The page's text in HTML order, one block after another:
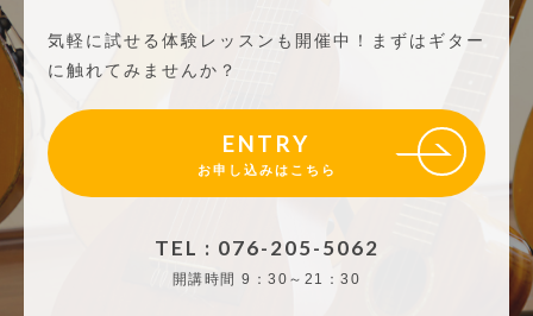
気軽に試せる体験レッスンも開催中！
まずはギター
に触れてみませんか？
ENTRY
お申し込みはこちら
TEL : 076-205-5062
開講時間 9：30～21：30